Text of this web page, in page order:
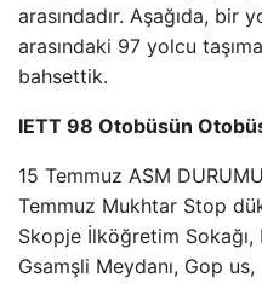
arasındadır. Aşağıda, bir
arasındaki 97 yolcu
bahsettik.
IETT 98 Otobüsün
15 Temmuz ASM
Temmuz Mukhtar Stop
Skopje İlköğretim
Gsamşli Meydanı, Gop